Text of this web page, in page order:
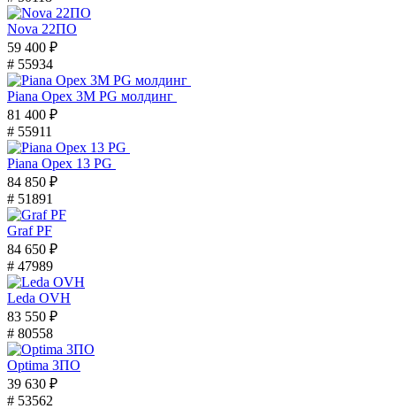
Nova 22ПО
59 400 ₽
# 55934
Piana Орех 3M PG молдинг
81 400 ₽
# 55911
Piana Орех 13 PG
84 850 ₽
# 51891
Graf PF
84 650 ₽
# 47989
Leda OVH
83 550 ₽
# 80558
Optima 3ПО
39 630 ₽
# 53562